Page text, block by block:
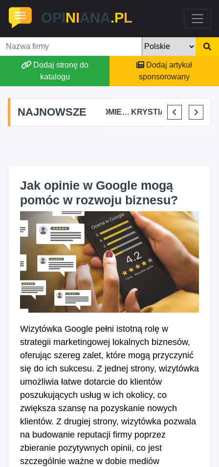
OPINIANA.PL
Dodaj stronę do
katalogu
Dodaj artykuł
sponsorowany
NAJNOWSZE
FJK-IT FILIP SZYMAŃSKI KRYSTIAN PISULA
Jak opinie w Google mogą
pomóc w rozwoju biznesu?
Wizytówka Google pełni istotną rolę w
strategii marketingowej lokalnych biznesów,
oferując szereg zalet, które mogą przyczynić
się do ich sukcesu. Z jednej strony, wizytówka
umożliwia łatwe dotarcie do klientów
poszukujących usług w ich okolicy, co
zwiększa szansę na pozyskanie nowych
klientów. Z drugiej strony, wizytówka pozwala
na budowanie reputacji firmy poprzez
zbieranie pozytywnych opinii, co jest
szczególnie ważne w dobie mediów